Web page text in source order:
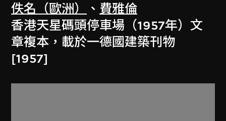
佚名（歐洲） 、 費雅倫
香港天星碼頭停車場（1957年）文
章複本，載於一德國建築刊物
[1957]